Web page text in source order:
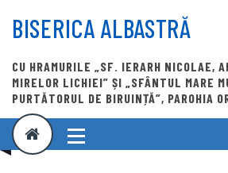
content
BISERICA ALBASTRĂ
CU HRAMURILE „SF. IERARH NICOLAE,
MIRELOR LICHIEI” ȘI „SFÂNTUL MARE
PURTĂTORUL DE BIRUINȚĂ”, PAROHIA